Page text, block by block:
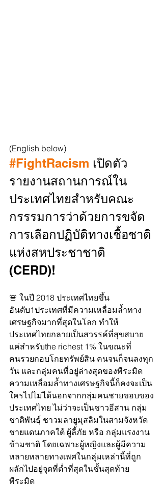
(English below)
#FightRacism เปิดตัว
รายงานสถานการณ์ใน
ประเทศไทยสำหรับคณะ
กรรรมการว่าด้วยการขจัด
การเลือกปฏิบัติทางเชื้อชาติ
แห่งสหประชาชาติ
(CERD)!
🚨 ในปี 2018 ประเทศไทยขึ้น
อันดับ1ประเทศที่มีความเหลื่อมล้ำทาง
เศรษฐกิจมากที่สุดในโลก ทำให้
ประเทศไทยกลายเป็นสวรรค์ที่สุขสบาย
แค่สำหรับthe richest 1% ในขณะที่
คนรวยกอบโกยทรัพย์สิน คนจนก็จนลงทุก
วัน และกลุ่มคนที่อยู่ล่างสุดของพีระมิด
ความเหลื่อมล้ำทางเศรษฐกิจนี้ก็คงจะเป็น
ใครไปไม่ได้นอกจากกลุ่มคนชายขอบของ
ประเทศไทย ไม่ว่าจะเป็นชาวอีสาน กลุ่ม
ชาติพันธุ์ ชาวมลายูมุสลิมในสามจังหวัด
ชายแดนภาคใต้ ผู้ลี้ภัย หรือ กลุ่มแรงงาน
ข้ามชาติ โดยเฉพาะผู้หญิงและผู้มีความ
หลายหลายทางเพศในกลุ่มเหล่านี้ที่ถูก
ผลักไปอยู่จุดที่ต่ำที่สุดในชั้นสุดท้าย
พีระมิด